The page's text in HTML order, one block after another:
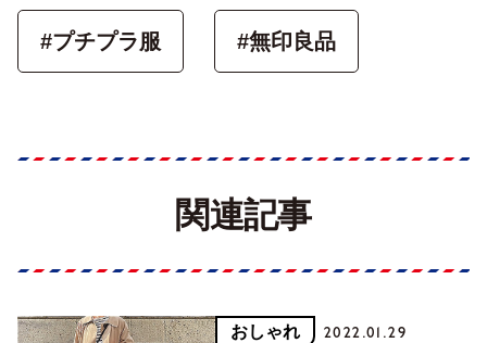
#プチプラ服 #無印良品
関連記事
おしゃれ 2022.01.29